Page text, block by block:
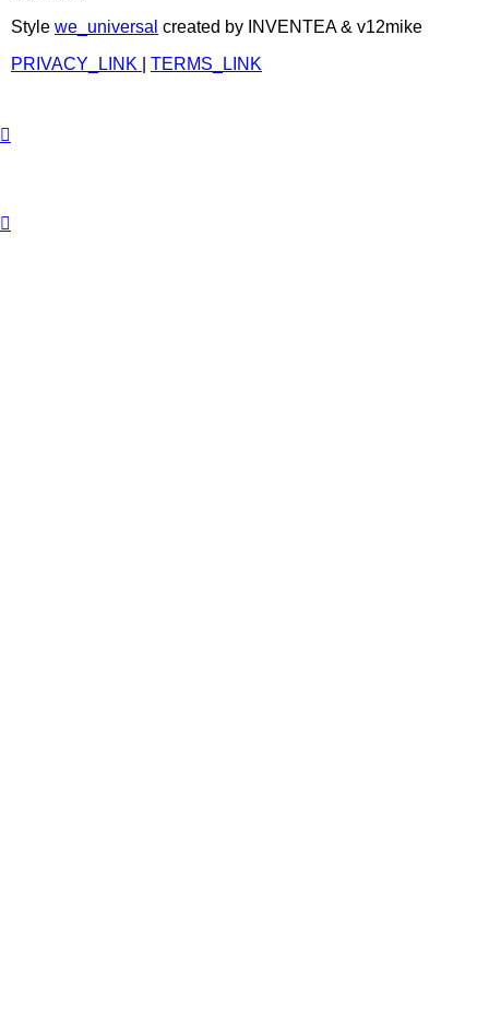
Style we_universal created by INVENTEA & v12mike
PRIVACY_LINK
TERMS_LINK